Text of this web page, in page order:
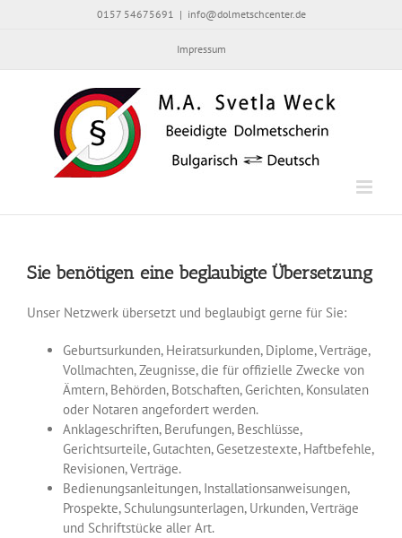
0157 54675691 | info@dolmetschcenter.de
Impressum
Sie benötigen eine beglaubigte Übersetzung
Unser Netzwerk übersetzt und beglaubigt gerne für Sie:
Geburtsurkunden, Heiratsurkunden, Diplome, Verträge,
Vollmachten, Zeugnisse, die für offizielle Zwecke von
Ämtern, Behörden, Botschaften, Gerichten, Konsulaten
oder Notaren angefordert werden.
Anklageschriften, Berufungen, Beschlüsse,
Gerichtsurteile, Gutachten, Gesetzestexte, Haftbefehle,
Revisionen, Verträge.
Bedienungsanleitungen, Installationsanweisungen,
Prospekte, Schulungsunterlagen, Urkunden, Verträge
und Schriftstücke aller Art.